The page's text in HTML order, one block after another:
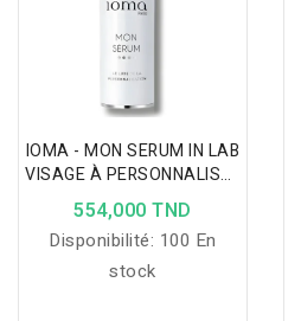
IOMA - MON SERUM IN LAB
VISAGE À PERSONNALISER
30 ML
554,000 TND
Disponibilité: 100 En
stock